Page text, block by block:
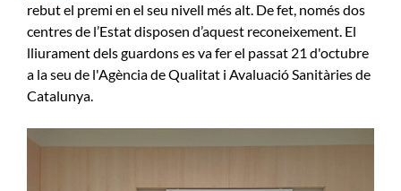
rebut el premi en el seu nivell més alt. De fet, només dos
centres de l’Estat disposen d’aquest reconeixement. El
lliurament dels guardons es va fer el passat 21 d'octubre
a la seu de l'Agència de Qualitat i Avaluació Sanitàries de
Catalunya.